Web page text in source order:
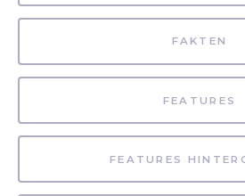
FAKTEN
FEATURES
FEATURES